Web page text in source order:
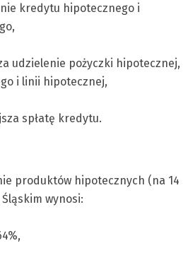
kredytu hipotecznego i
udzielenie pożyczki hipotecznej,
i linii hipotecznej,
spłatę kredytu.
produktów hipotecznych (na 14
wynosi: